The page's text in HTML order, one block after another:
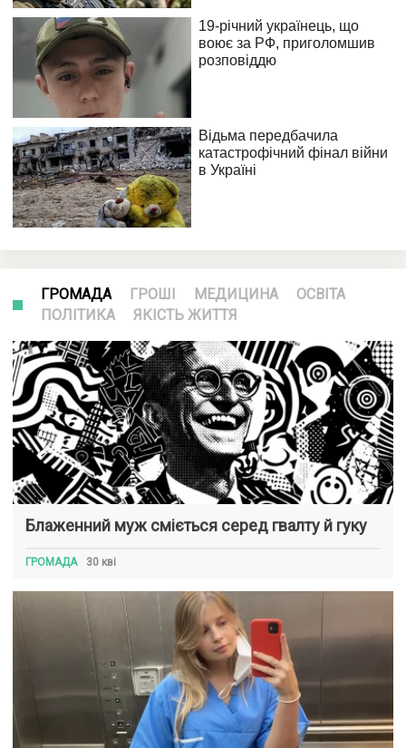
ГРОМАДА ГРОШІ МЕДИЦИНА
ОСВІТА
ПОЛІТИКА
ЯКІСТЬ ЖИТТЯ
Блаженний муж сміється серед гвалту й гуку
ГРОМАДА 30 кві